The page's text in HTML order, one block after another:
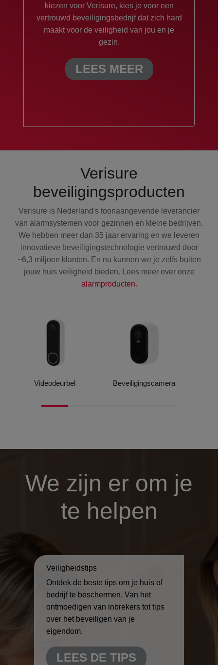
kiezen voor Verisure, kies je voor een
vertrouwd beveiligingsbedrijf dat zich hard
maakt voor de veiligheid van jou en je
gezin.
LEES MEER
Verisure
beveiligingsproducten
Verisure is Nederland's toonaangevende leverancier
van alarmsystemen voor gezinnen en kleine bedrijven.
We hebben meer dan 35 jaar ervaring en we leveren
innovatieve beveiligingstechnologie vertrouwd door
~6,3 miljoen klanten. En nu kunnen we je zelfs buiten
jouw huis veiligheid bieden. Lees meer over onze
alarmproducten.
Videodeurbel Beveiligingscamera
We zijn er om je
te helpen
Veiligheidstips
Ontdek de beste tips om je huis of
bedrijf te beschermen. Van het
ontmoedigen van inbrekers tot tips
over het beveiligen van je
eigendom.
LEES DE TIPS